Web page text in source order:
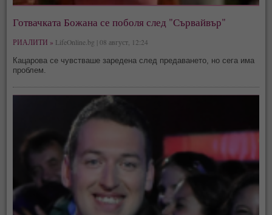
Готвачката Божана се поболя след "Сървайвър"
РИАЛИТИ » LifeOnline.bg | 08 август, 12:24
Кацарова се чувстваше заредена след предаването, но сега има
проблем.